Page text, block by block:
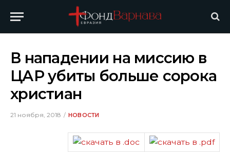
В нападении на миссию в
ЦАР убиты больше сорока
христиан
21 ноября, 2018 НОВОСТИ